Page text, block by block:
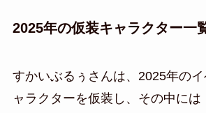
2025年の仮装キャラクター一
すかいぶるぅさんは、2025年の
ャラクターを仮装し、その中には